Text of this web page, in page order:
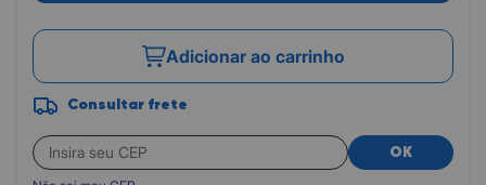
Adicionar ao carrinho
Consultar frete
OK